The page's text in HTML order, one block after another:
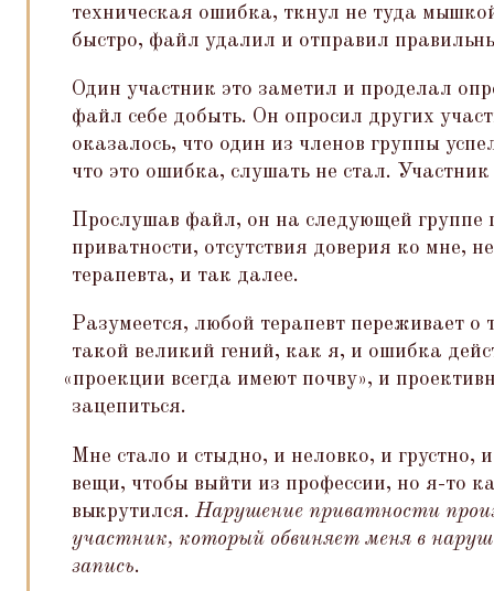
техническая ошибка, ткнул не туда
быстро, файл удалил и отправил
Один участник это заметил и проделал
файл себе добыть. Он опросил других
оказалось, что один из членов группы
что это ошибка, слушать не стал.
Прослушав файл, он на следующей группе
приватности, отсутствия доверия ко мне,
терапевта, и так далее.
Разумеется, любой терапевт переживает
такой великий гений, как я, и ошибка
«проекции всегда имеют почву», и
зацепиться.
Мне стало и стыдно, и неловко, и грустно,
вещи, чтобы выйти из профессии, но я-то
выкрутился.Нарушение приватности
участник, который обвиняет меня в
запись.